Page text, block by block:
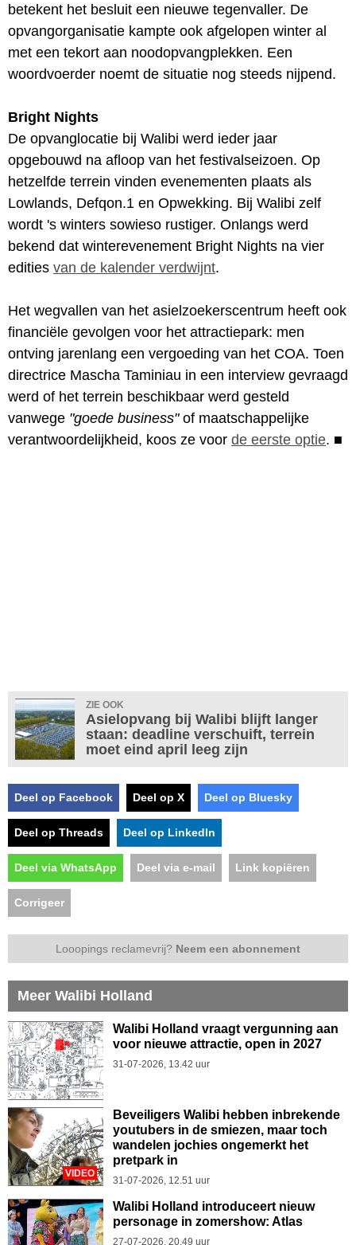
betekent het besluit een nieuwe tegenvaller. De
opvangorganisatie kampte ook afgelopen winter al
met een tekort aan noodopvangplekken. Een
woordvoerder noemt de situatie nog steeds nijpend.
Bright Nights
De opvanglocatie bij Walibi werd ieder jaar
opgebouwd na afloop van het festivalseizoen. Op
hetzelfde terrein vinden evenementen plaats als
Lowlands, Defqon.1 en Opwekking. Bij Walibi zelf
wordt 's winters sowieso rustiger. Onlangs werd
bekend dat winterevenement Bright Nights na vier
edities van de kalender verdwijnt.
Het wegvallen van het asielzoekerscentrum heeft ook
financiële gevolgen voor het attractiepark: men
ontving jarenlang een vergoeding van het COA. Toen
directrice Mascha Taminiau in een interview gevraagd
werd of het terrein beschikbaar werd gesteld
vanwege "goede business"of maatschappelijke
verantwoordelijkheid, koos ze voor de eerste optie. ■
ZIE OOK
Asielopvang bij Walibi blijft langer
staan: deadline verschuift, terrein
moet eind april leeg zijn
Deel op Facebook Deel op X Deel op Bluesky
Deel op Threads Deel op LinkedIn
Deel via WhatsApp Deel via e-mail Link kopiëren
Corrigeer
Looopings reclamevrij? Neem een abonnement
Meer Walibi Holland
Walibi Holland vraagt vergunning aan
voor nieuwe attractie, open in 2027
31-07-2026, 13.42 uur
VIDEO
Beveiligers Walibi hebben inbrekende
youtubers in de smiezen, maar toch
wandelen jochies ongemerkt het
pretpark in
31-07-2026, 12.51 uur
Walibi Holland introduceert nieuw
personage in zomershow: Atlas
27-07-2026, 20.49 uur